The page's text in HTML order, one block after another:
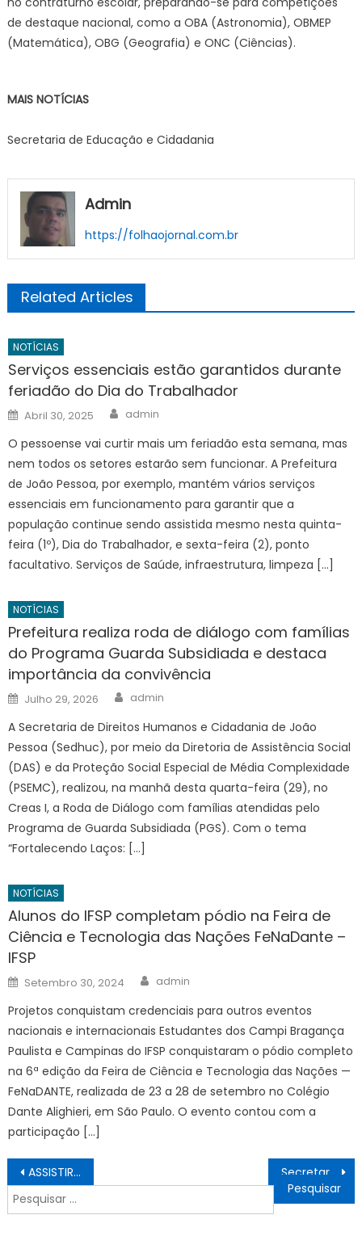
de destaque nacional, como a OBA (Astronomia), OBMEP
(Matemática), OBG (Geografia) e ONC (Ciências).
MAIS NOTÍCIAS
Secretaria de Educação e Cidadania
Admin
https://folhaojornal.com.br
Related Articles
NOTÍCIAS
Serviços essenciais estão garantidos durante
feriadão do Dia do Trabalhador
Posted
on
Abril 30, 2025 Author
admin
O pessoense vai curtir mais um feriadão esta semana, mas
nem todos os setores estarão sem funcionar. A Prefeitura
de João Pessoa, por exemplo, mantém vários serviços
essenciais em funcionamento para garantir que a
população continue sendo assistida mesmo nesta quinta-
feira (1º), Dia do Trabalhador, e sexta-feira (2), ponto
facultativo. Serviços de Saúde, infraestrutura, limpeza […]
NOTÍCIAS
Prefeitura realiza roda de diálogo com famílias
do Programa Guarda Subsidiada e destaca
importância da convivência
Posted
on
Julho 29, 2026 Author
admin
A Secretaria de Direitos Humanos e Cidadania de João
Pessoa (Sedhuc), por meio da Diretoria de Assistência Social
(DAS) e da Proteção Social Especial de Média Complexidade
(PSEMC), realizou, na manhã desta quarta-feira (29), no
Creas I, a Roda de Diálogo com famílias atendidas pelo
Programa de Guarda Subsidiada (PGS). Com o tema
“Fortalecendo Laços: […]
NOTÍCIAS
Alunos do IFSP completam pódio na Feira de
Ciência e Tecnologia das Nações FeNaDante –
IFSP
Posted
on
Setembro 30, 2024 Author
admin
Projetos conquistam credenciais para outros eventos
nacionais e internacionais Estudantes dos Campi Bragança
Paulista e Campinas do IFSP conquistaram o pódio completo
na 6ª edição da Feira de Ciência e Tecnologia das Nações —
FeNaDANTE, realizada de 23 a 28 de setembro no Colégio
Dante Alighieri, em São Paulo. O evento contou com a
participação […]
Navegação
de
artigos
ASSISTIR AO VIVO New York Red Bulls x Chicago Fire MAJOR LEAGUE SOCCER MLS 2025, HOJE (27/04), PALPITES
Secretaria da Mulher, com apoio do Fundo Social e de outras secretarias, realiza “Aulão Solidário” no Jardim Botânico – Agência de Notícias
Pesquisar
por: